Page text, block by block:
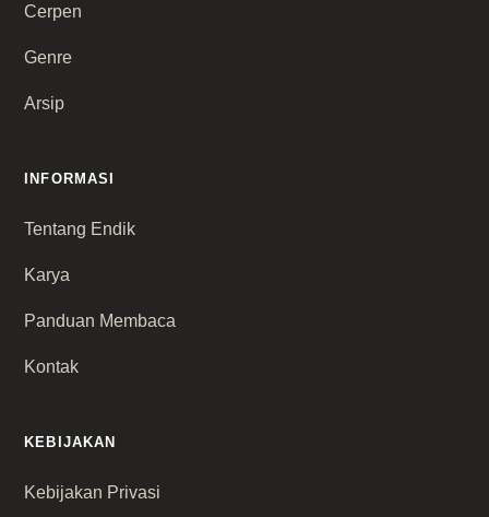
Cerpen
Genre
Arsip
INFORMASI
Tentang Endik
Karya
Panduan Membaca
Kontak
KEBIJAKAN
Kebijakan Privasi